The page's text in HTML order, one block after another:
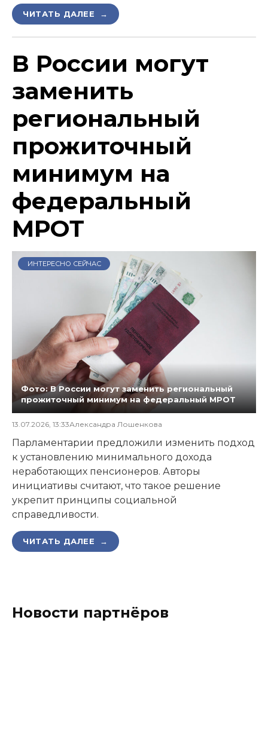
ЧИТАТЬ ДАЛЕЕ →
В России могут
заменить
региональный
прожиточный
минимум на
федеральный
МРОТ
ИНТЕРЕСНО СЕЙЧАС
Фото: В России могут заменить региональный
прожиточный минимум на федеральный МРОТ
13.07.2026, 13:33Александра Лошенкова
Парламентарии предложили изменить подход
к установлению минимального дохода
неработающих пенсионеров. Авторы
инициативы считают, что такое решение
укрепит принципы социальной
справедливости.
ЧИТАТЬ ДАЛЕЕ →
Новости партнёров